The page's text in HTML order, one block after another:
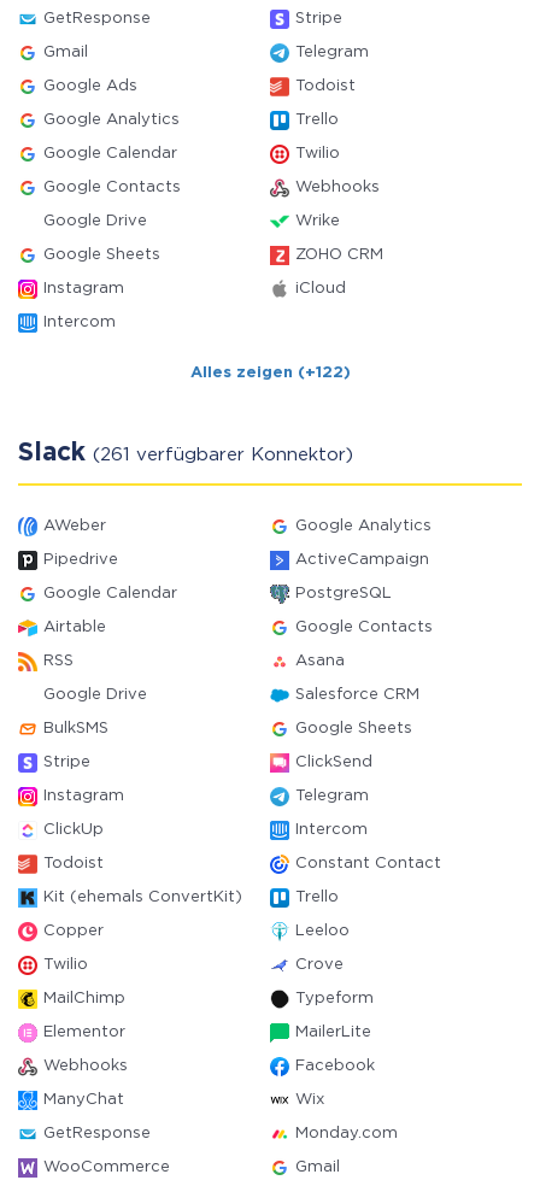
GetResponse Stripe
Gmail Telegram
Google Ads Todoist
Google Analytics Trello
Google Calendar Twilio
Google Contacts Webhooks
Google Drive Wrike
Google Sheets ZOHO CRM
Instagram iCloud
Intercom
Alles zeigen (+122)
Slack (261 verfügbarer Konnektor)
AWeber Google Analytics
Pipedrive ActiveCampaign
Google Calendar PostgreSQL
Airtable Google Contacts
RSS Asana
Google Drive Salesforce CRM
BulkSMS Google Sheets
Stripe ClickSend
Instagram Telegram
ClickUp Intercom
Todoist Constant Contact
Kit (ehemals ConvertKit) Trello
Copper Leeloo
Twilio Crove
MailChimp Typeform
Elementor MailerLite
Webhooks Facebook
ManyChat Wix
GetResponse Monday.com
WooCommerce Gmail